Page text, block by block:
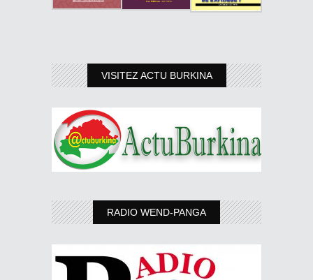
VISITEZ ACTU BURKINA
RADIO WEND-PANGA